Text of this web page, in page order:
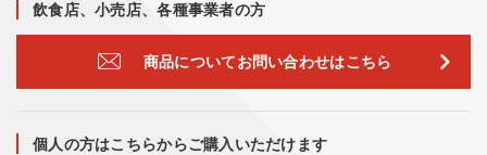
飲食店、小売店、各種事業者の方
商品についてお問い合わせはこちら
個人の方はこちらからご購入いただけます